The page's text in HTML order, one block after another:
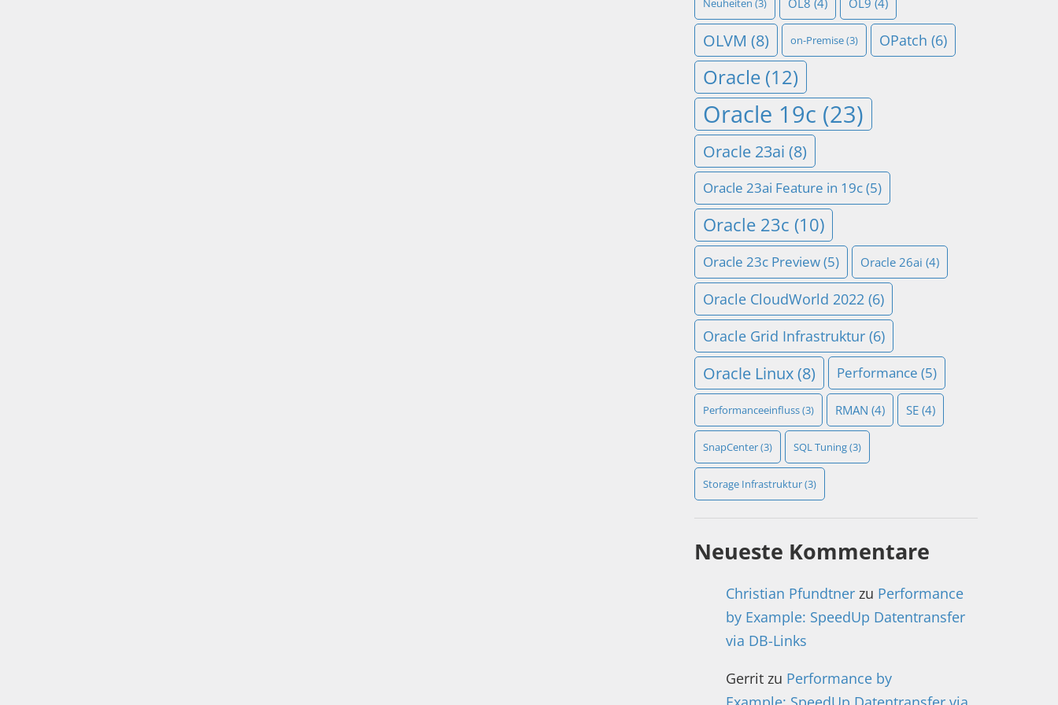
Neuheiten (3) OL8 (4) OL9 (4)
OLVM (8) on-Premise(3) OPatch (6)
Oracle (12)
Oracle 19c (23)
Oracle 23ai (8)
Oracle 23ai Feature in 19c(5)
Oracle 23c (10)
Oracle 23c Preview(5) Oracle 26ai (4)
Oracle CloudWorld 2022 (6)
Oracle Grid Infrastruktur (6)
Oracle Linux(8) Performance (5)
Performanceeinfluss(3) RMAN (4) SE (4)
SnapCenter(3) SQL Tuning(3)
Storage Infrastruktur(3)
Neueste Kommentare
Christian Pfundtner zu Performance
by Example: SpeedUp Datentransfer
via DB-Links
Gerrit zu Performance by